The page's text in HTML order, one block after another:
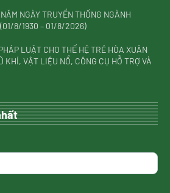
NGÀY TRUYỀN THỐNG NGÀNH
8/1930 – 01/8/2026)
LUẬT CHO THẾ HỆ TRẺ HÒA XUÂN
KHÍ, VẬT LIỆU NỔ, CÔNG CỤ HỖ TRỢ VÀ